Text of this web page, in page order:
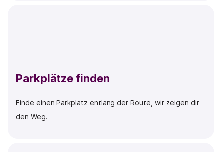
Parkplätze finden
Finde einen Parkplatz entlang der Route, wir zeigen dir
den Weg.